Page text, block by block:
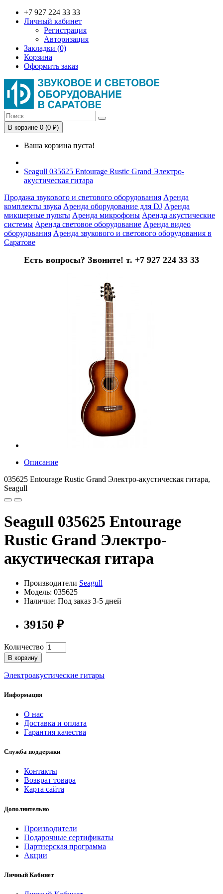
+7 927 224 33 33
Личный кабинет
Регистрация
Авторизация
Закладки (0)
Корзина
Оформить заказ
В корзине 0 (0 ₽)
Ваша корзина пуста!
Seagull 035625 Entourage Rustic Grand Электро-
акустическая гитара
Продажа звукового и светового оборудования Аренда
комплекты звука Аренда оборудование для DJ Аренда
микшерные пульты Аренда микрофоны Аренда акустические
системы Аренда световое оборудование Аренда видео
оборудования Аренда звукового и светового оборудования в
Саратове
Есть вопросы? Звоните! т. +7 927 224 33 33
Описание
035625 Entourage Rustic Grand Электро-акустическая гитара,
Seagull
Seagull 035625 Entourage
Rustic Grand Электро-
акустическая гитара
Производители Seagull
Модель: 035625
Наличие: Под заказ 3-5 дней
39150 ₽
Количество
В корзину
Электроакустические гитары
Информация
О нас
Доставка и оплата
Гарантия качества
Служба поддержки
Контакты
Возврат товара
Карта сайта
Дополнительно
Производители
Подарочные сертификаты
Партнерская программа
Акции
Личный Кабинет